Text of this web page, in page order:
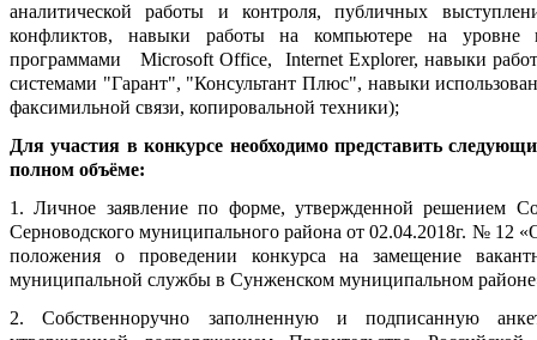
аналитической работы и контроля, публичных
конфликтов, навыки работы на компьютере на уровне
программами Microsoft Office, Internet Explorer, навыки
системами "Гарант", "Консультант Плюс", навыки
факсимильной связи, копировальной техники);
Для участия в конкурсе необходимо представить
полном объёме:
1. Личное заявление по форме, утвержденной решением
Серноводского муниципального района от 02.04.2018г. № 12
положения о проведении конкурса на замещение
муниципальной службы в Сунженском муниципальном
2. Собственноручно заполненную и подписанную